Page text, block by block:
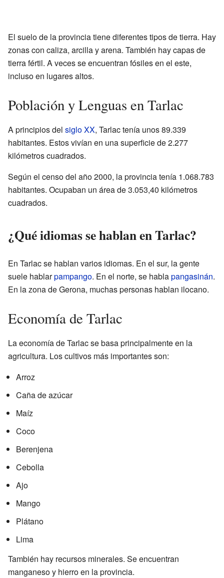
El suelo de la provincia tiene diferentes tipos de tierra. Hay
zonas con caliza, arcilla y arena. También hay capas de
tierra fértil. A veces se encuentran fósiles en el este,
incluso en lugares altos.
Población y Lenguas en Tarlac
A principios del siglo XX, Tarlac tenía unos 89.339
habitantes. Estos vivían en una superficie de 2.277
kilómetros cuadrados.
Según el censo del año 2000, la provincia tenía 1.068.783
habitantes. Ocupaban un área de 3.053,40 kilómetros
cuadrados.
¿Qué idiomas se hablan en Tarlac?
En Tarlac se hablan varios idiomas. En el sur, la gente
suele hablarpampango. En el norte, se hablapangasinán.
En la zona de Gerona, muchas personas hablan ilocano.
Economía de Tarlac
La economía de Tarlac se basa principalmente en la
agricultura. Los cultivos más importantes son:
Arroz
Caña de azúcar
Maíz
Coco
Berenjena
Cebolla
Ajo
Mango
Plátano
Lima
También hay recursos minerales. Se encuentran
manganeso y hierro en la provincia.